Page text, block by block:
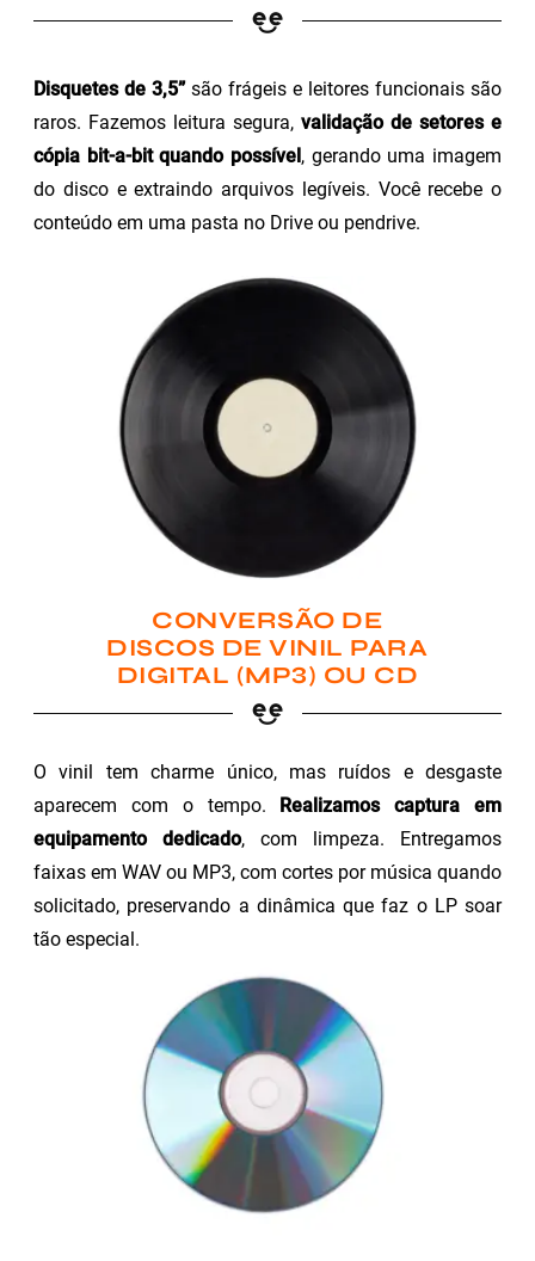
Disquetes de 3,5”são frágeis e leitores funcionais são
raros. Fazemos leitura segura, validação de setores e
cópia bit-a-bit quando possível, gerando uma imagem
do disco e extraindo arquivos legíveis. Você recebe o
conteúdo em uma pasta no Drive ou pendrive.
CONVERSÃO DE
DISCOS DE VINIL PARA
DIGITAL (MP3) OU CD
O vinil tem charme único, mas ruídos e desgaste
aparecem com o tempo.
Realizamos captura em
equipamento dedicado, com limpeza. Entregamos
faixas em WAV ou MP3, com cortes por música quando
solicitado, preservando a dinâmica que faz o LP soar
tão especial.